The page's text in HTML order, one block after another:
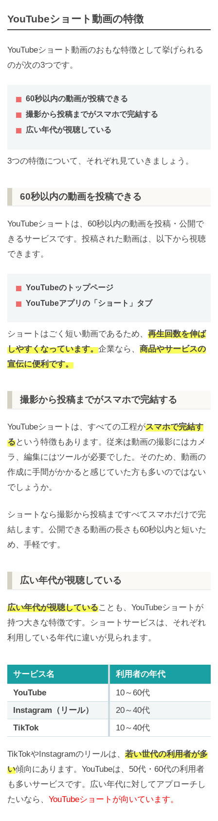
YouTubeショート動画の特徴
YouTubeショート動画のおもな特徴として挙げられる
のが次の3つです。
60秒以内の動画が投稿できる
撮影から投稿までがスマホで完結する
広い年代が視聴している
3つの特徴について、それぞれ見ていきましょう。
60秒以内の動画を投稿できる
YouTubeショートは、60秒以内の動画を投稿・公開で
きるサービスです。投稿された動画は、以下から視聴
できます。
YouTubeのトップページ
YouTubeアプリの「ショート」タブ
ショートはごく短い動画であるため、 再生回数を伸ば
しやすくなっています。企業なら、 商品やサービスの
宣伝に便利です。
撮影から投稿までがスマホで完結する
YouTubeショートは、すべての工程がスマホで完結す
るという特徴もあります。従来は動画の撮影にはカメ
ラ、編集にはツールが必要でした。そのため、動画の
作成に手間がかかると感じていた方も多いのではない
でしょうか。
ショートなら撮影から投稿まですべてスマホだけで完
結します。公開できる動画の長さも60秒以内と短いた
め、手軽です。
広い年代が視聴している
広い年代が視聴していることも、YouTubeショートが
持つ大きな特徴です。ショートサービスは、それぞれ
利用している年代に違いが見られます。
サービス名
利用者の年代
YouTube
10～60代
Instagram（リール）
20～40代
TikTok
10～40代
TikTokやInstagramのリールは、 若い世代の利用者が多
い傾向にあります。YouTubeは、50代・60代の利用者
も多いサービスです。広い年代に対してアプローチし
たいなら、 YouTubeショートが向いています。